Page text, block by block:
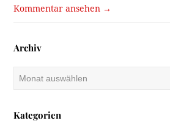
Kommentar ansehen →
Archiv
Kategorien